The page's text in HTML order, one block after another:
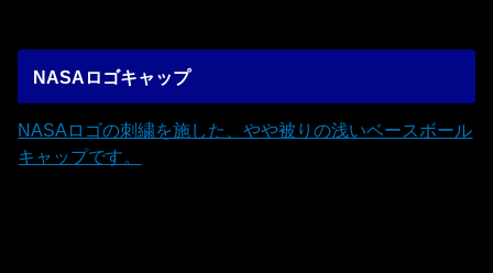
NASAロゴキャップ
NASAロゴの刺繍を施した、やや被りの浅いベースボール
キャップです。